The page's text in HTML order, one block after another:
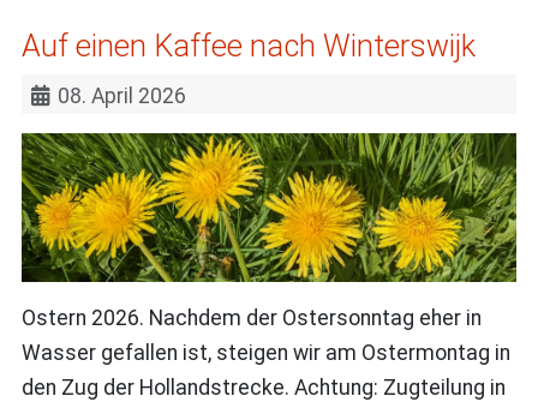
Auf einen Kaffee nach Winterswijk
08. April 2026
Ostern 2026. Nachdem der Ostersonntag eher in
Wasser gefallen ist, steigen wir am Ostermontag in
den Zug der Hollandstrecke. Achtung: Zugteilung in